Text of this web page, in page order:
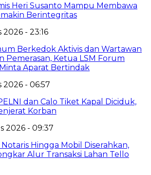
Heri Susanto Mampu Membawa
Berintegritas
2026 - 23:16
Berkedok Aktivis dan Wartawan
Pemerasan, Ketua LSM Forum
Aparat Bertindak
2026 - 06:57
dan Calo Tiket Kapal Diciduk,
Korban
2026 - 09:37
Hingga Mobil Diserahkan,
Alur Transaksi Lahan Tello